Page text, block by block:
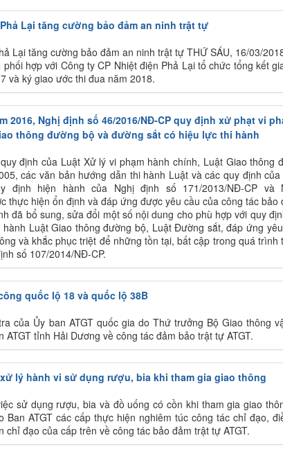
Lại tăng cường bảo đảm an ninh trật tự
Lại tăng cường bảo đảm an ninh trật tự THỨ SÁU, 16/03/
hợp với Công ty CP Nhiệt điện Phả Lại tổ chức tổng kết
và ký giao ước thi đua năm 2018.
2016, Nghị định số 46/2016/NĐ-CP quy định xử phạt vi
thông đường bộ và đường sắt có hiệu lực thi hành
định của Luật Xử lý vi phạm hành chính, Luật Giao thông
các văn bản hướng dẫn thi hành Luật và các quy định của
định hiện hành của Nghị định số 171/2013/NĐ-CP và
thực hiện ổn định và đáp ứng được yêu cầu của công tác bảo
đã bổ sung, sửa đổi một số nội dung cho phù hợp với quy
Luật Giao thông đường bộ, Luật Đường sắt, đáp ứng
và khắc phục triệt để những tồn tại, bất cập trong quá trình
số 107/2014/NĐ-CP.
quốc lộ 18 và quốc lộ 38B
của Ủy ban ATGT quốc gia do Thứ trưởng Bộ Giao thông
tỉnh Hải Dương về công tác đảm bảo trật tự ATGT.
lý hành vi sử dụng rượu, bia khi tham gia giao thông
sử dụng rượu, bia và đồ uống có cồn khi tham gia giao
Ban ATGT các cấp thực hiện nghiêm túc công tác chỉ đạo,
chỉ đạo của cấp trên về công tác bảo đảm trật tự ATGT.